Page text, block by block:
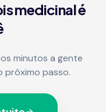
medicinal é
minutos a gente
próximo passo.